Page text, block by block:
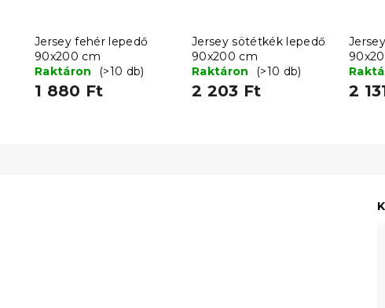
Jersey fehér lepedő
90x200 cm
Raktáron
(>10 db)
1 880 Ft
Jersey sötétkék lepedő
90x200 cm
Raktáron
(>10 db)
2 203 Ft 2